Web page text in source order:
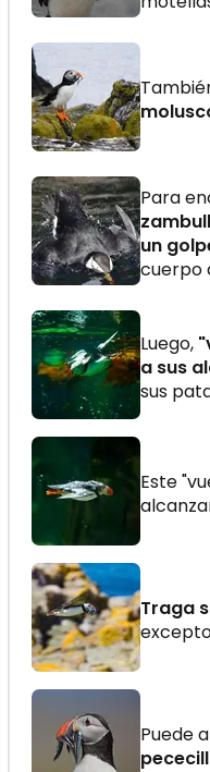
Para
un
cuerpo
Luego,
a sus
sus
Este
Traga
Puede